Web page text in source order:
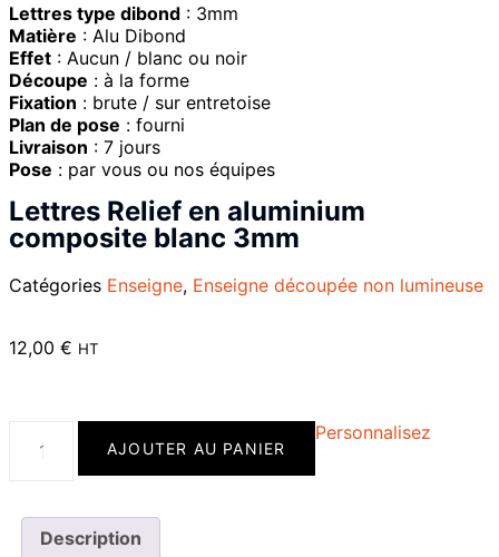
Lettres type dibond : 3mm
Matière : Alu Dibond
Effet : Aucun / blanc ou noir
Découpe : à la forme
Fixation : brute / sur entretoise
Plan de pose : fourni
Livraison : 7 jours
Pose : par vous ou nos équipes
Lettres Relief en aluminium
composite blanc 3mm
Catégories Enseigne, Enseigne découpée non lumineuse
12,00 € HT
AJOUTER AU PANIER
Personnalisez
Description